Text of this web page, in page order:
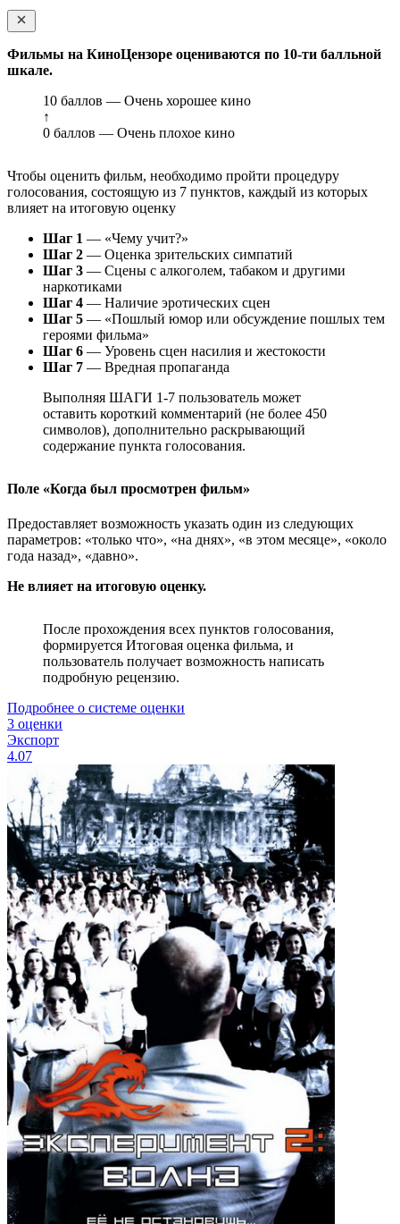
Фильмы на КиноЦензоре оцениваются по 10-ти балльной
шкале.
10 баллов — Очень хорошее кино
↑
0 баллов — Очень плохое кино
Чтобы оценить фильм, необходимо пройти процедуру
голосования, состоящую из 7 пунктов, каждый из которых
влияет на итоговую оценку
Шаг 1 — «Чему учит?»
Шаг 2 — Оценка зрительских симпатий
Шаг 3 — Сцены с алкоголем, табаком и другими
наркотиками
Шаг 4 — Наличие эротических сцен
Шаг 5 — «Пошлый юмор или обсуждение пошлых тем
героями фильма»
Шаг 6 — Уровень сцен насилия и жестокости
Шаг 7 — Вредная пропаганда
Выполняя ШАГИ 1-7 пользователь может
оставить короткий комментарий (не более 450
символов), дополнительно раскрывающий
содержание пункта голосования.
Поле «Когда был просмотрен фильм»
Предоставляет возможность указать один из следующих
параметров: «только что», «на днях», «в этом месяце», «около
года назад», «давно».
Не влияет на итоговую оценку.
После прохождения всех пунктов голосования,
формируется Итоговая оценка фильма, и
пользователь получает возможность написать
подробную рецензию.
Подробнее о системе оценки
3 оценки
Экспорт
4.07